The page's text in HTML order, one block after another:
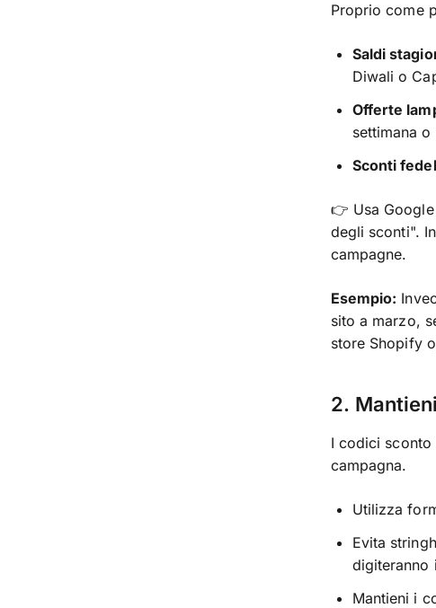
Proprio come
Saldi
Diwali o
Offerte
settimana
Sconti
👉 Usa
degli sconti".
campagne.
Esempio:
sito a marzo,
store Shopify
2.
I codici sconto
campagna.
Utilizza
Evita
digiteranno
Mantieni i